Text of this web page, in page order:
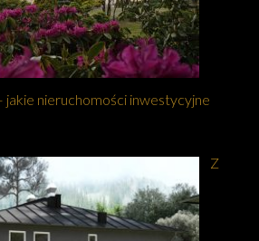
jakie nieruchomości inwestycyjne
Z